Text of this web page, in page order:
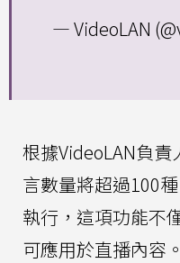
— VideoLAN
根據VideoLAN負
言數量將超過100
執行，這項功能不
可應用於直播內容